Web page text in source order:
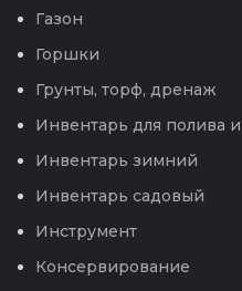
Газон
Горшки
Грунты, торф, дренаж
Инвентарь для полива
Инвентарь зимний
Инвентарь садовый
Инструмент
Консервирование